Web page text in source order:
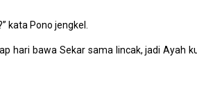
kata Pono jengkel.
hari bawa Sekar sama lincak, jadi Ayah